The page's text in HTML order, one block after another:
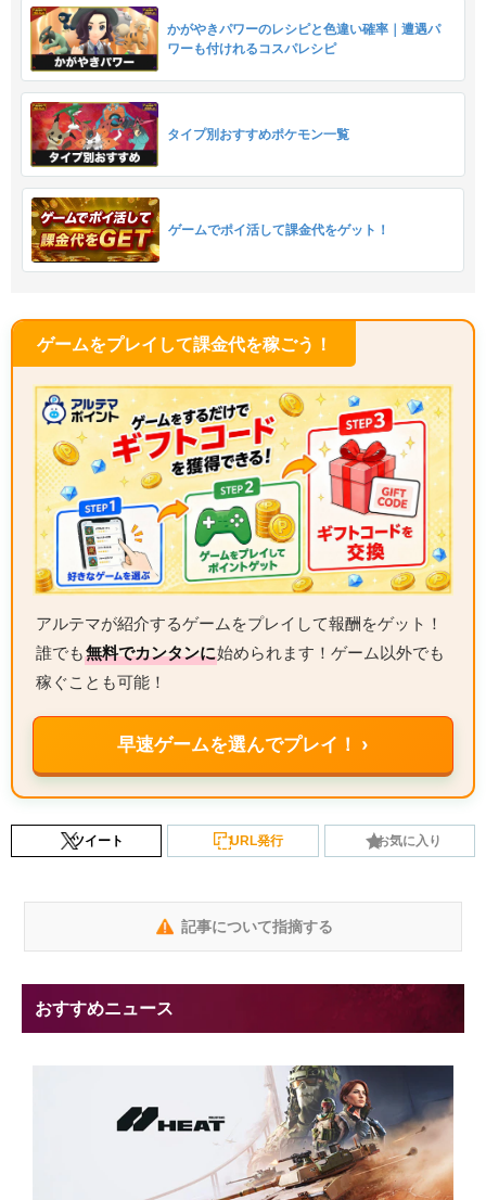
かがやきパワーのレシピと色違い確率｜遭遇パ
ワーも付けれるコスパレシピ
タイプ別おすすめポケモン一覧
ゲームでポイ活して課金代をゲット！
ゲームをプレイして課金代を稼ごう！
アルテマが紹介するゲームをプレイして報酬をゲット！
誰でも無料でカンタンに始められます！ゲーム以外でも
稼ぐことも可能！
早速ゲームを選んでプレイ！ ›
ツイート URL発行 お気に入り
記事について指摘する
おすすめニュース